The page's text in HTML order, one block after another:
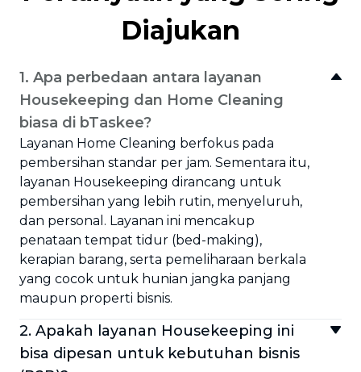
Diajukan
1. Apa perbedaan antara layanan
Housekeeping dan Home Cleaning
biasa di bTaskee?
Layanan Home Cleaning berfokus pada
pembersihan standar per jam. Sementara itu,
layanan Housekeeping dirancang untuk
pembersihan yang lebih rutin, menyeluruh,
dan personal. Layanan ini mencakup
penataan tempat tidur (bed-making),
kerapian barang, serta pemeliharaan berkala
yang cocok untuk hunian jangka panjang
maupun properti bisnis.
2. Apakah layanan Housekeeping ini
bisa dipesan untuk kebutuhan bisnis